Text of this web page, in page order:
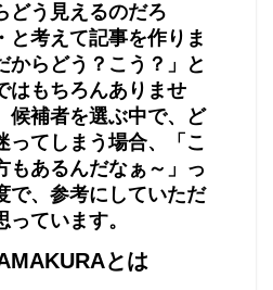
どう見えるのだろ
と考えて記事を作りま
からどう？こう？」と
はもちろんありませ
候補者を選ぶ中で、ど
ってしまう場合、「こ
もあるんだなぁ～」っ
で、参考にしていただ
っています。
とは